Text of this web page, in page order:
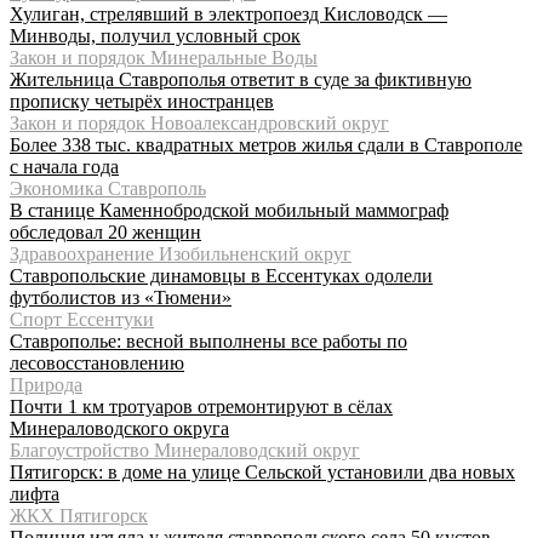
Хулиган, стрелявший в электропоезд Кисловодск —
Минводы, получил условный срок
Закон и порядок Минеральные Воды
Жительница Ставрополья ответит в суде за фиктивную
прописку четырёх иностранцев
Закон и порядок Новоалександровский округ
Более 338 тыс. квадратных метров жилья сдали в Ставрополе
с начала года
Экономика Ставрополь
В станице Каменнобродской мобильный маммограф
обследовал 20 женщин
Здравоохранение Изобильненский округ
Ставропольские динамовцы в Ессентуках одолели
футболистов из «Тюмени»
Спорт Ессентуки
Ставрополье: весной выполнены все работы по
лесовосстановлению
Природа
Почти 1 км тротуаров отремонтируют в сёлах
Минераловодского округа
Благоустройство Минераловодский округ
Пятигорск: в доме на улице Сельской установили два новых
лифта
ЖКХ Пятигорск